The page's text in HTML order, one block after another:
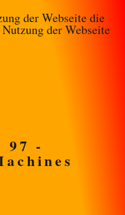
der Webseite die
der Webseite
97 -